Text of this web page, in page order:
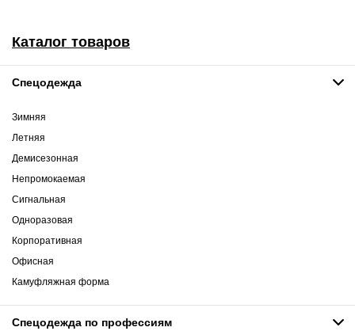
Каталог товаров
Спецодежда
Зимняя
Летняя
Демисезонная
Непромокаемая
Сигнальная
Одноразовая
Корпоративная
Офисная
Камуфляжная форма
Спецодежда по профессиям